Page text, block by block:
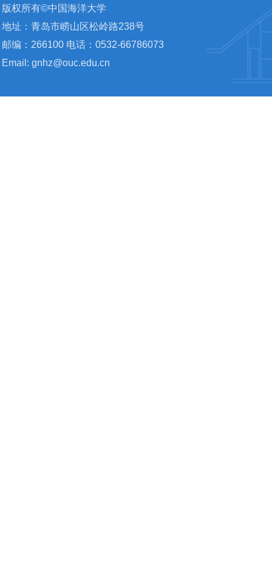
版权所有©中国海洋大学
地址：青岛市崂山区松岭路238号
邮编：266100 电话：0532-66786073
Email: gnhz@ouc.edu.cn